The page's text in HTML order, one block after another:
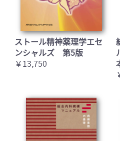
お買い物を続ける
ストール精神薬理学エセ
ンシャルズ 第5版
￥13,750